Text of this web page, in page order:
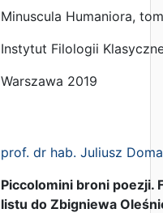
Minuscula Humaniora,
Instytut Filologii
Warszawa 2019
prof. dr hab. Juliusz
Piccolomini broni poezji.
listu do Zbigniewa